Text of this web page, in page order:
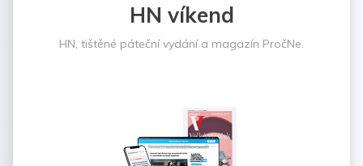
HN víkend
HN, tištěné páteční vydání a magazín PročNe.